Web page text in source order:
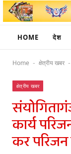
HOME देश
Home - क्षेत्रीय खबर -
क्षेत्रीय खबर
कार्य
कर परिजन